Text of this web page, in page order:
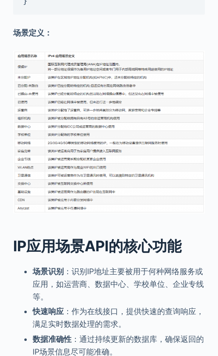
场景定义：
IP应用场景API的核心功能
场景识别：识别IP地址主要被用于何种网络服务或
应用，如运营商、数据中心、学校单位、企业专线
等。
快速响应：作为在线接口，提供快速的查询响应，
满足实时数据处理的需求。
数据准确性：通过持续更新的数据库，确保返回的
IP场景信息尽可能准确。